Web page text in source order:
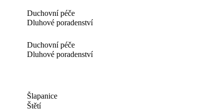
Duchovní péče
Dluhové poradenství
Duchovní péče
Dluhové poradenství
Šlapanice
Štětí